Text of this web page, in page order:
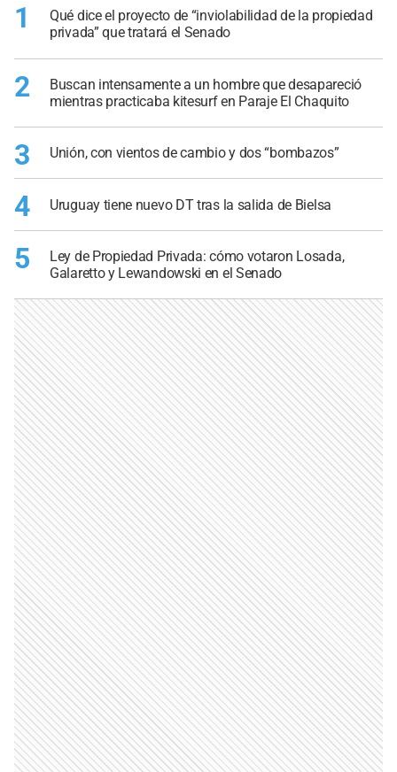
1
Qué dice el proyecto de “inviolabilidad de la propiedad
privada” que tratará el Senado
2
Buscan intensamente a un hombre que desapareció
mientras practicaba kitesurf en Paraje El Chaquito
3 Unión, con vientos de cambio y dos “bombazos”
4 Uruguay tiene nuevo DT tras la salida de Bielsa
5
Ley de Propiedad Privada: cómo votaron Losada,
Galaretto y Lewandowski en el Senado